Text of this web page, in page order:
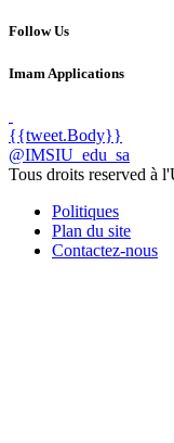
Follow Us
Imam Applications
{{tweet.Body}}
@IMSIU_edu_sa
Tous droits reserved à
Politiques
Plan du site
Contactez-nous